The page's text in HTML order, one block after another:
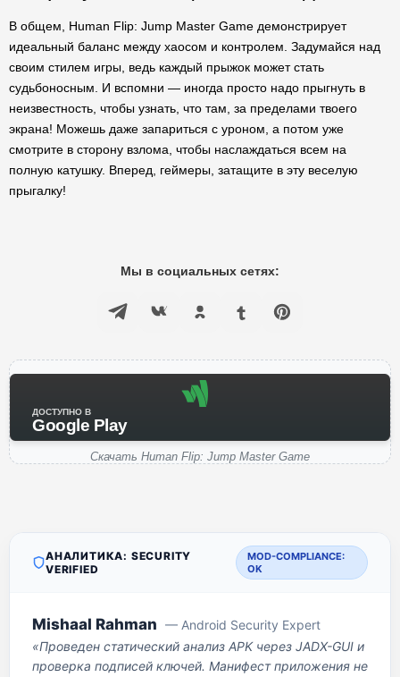
В общем, Human Flip: Jump Master Game демонстрирует
идеальный баланс между хаосом и контролем. Задумайся над
своим стилем игры, ведь каждый прыжок может стать
судьбоносным. И вспомни — иногда просто надо прыгнуть в
неизвестность, чтобы узнать, что там, за пределами твоего
экрана! Можешь даже запариться с уроном, а потом уже
смотрите в сторону взлома, чтобы наслаждаться всем на
полную катушку. Вперед, геймеры, затащите в эту веселую
прыгалку!
Мы в социальных сетях:
ДОСТУПНО В
Google Play
Скачать Human Flip: Jump Master Game
АНАЛИТИКА: SECURITY
VERIFIED
MOD-COMPLIANCE:
OK
Mishaal Rahman — Android Security Expert
«Проведен статический анализ APK через JADX-GUI и
проверка подписей ключей. Манифест приложения не